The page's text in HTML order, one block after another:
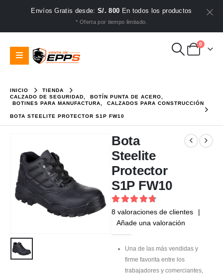
Envíos Gratis desde:S/. 800 En todos los productos
* Oferta por tiempo limitado.
0
INICIO
TIENDA
CALZADO DE SEGURIDAD
BOTÍN PUNTA DE ACERO
BOTINES PARA MANUFACTURA
CALZADOS PARA CONSTRUCCIÓN
BOTA STEELITE PROTECTOR S1P FW10
Bota
Steelite
Protector
S1P FW10
4.75out of 5
8 valoraciones de clientes
|
Añade una valoración
Una de las más vendidas y
firme favorita entre los
trabajadores y comerciantes,